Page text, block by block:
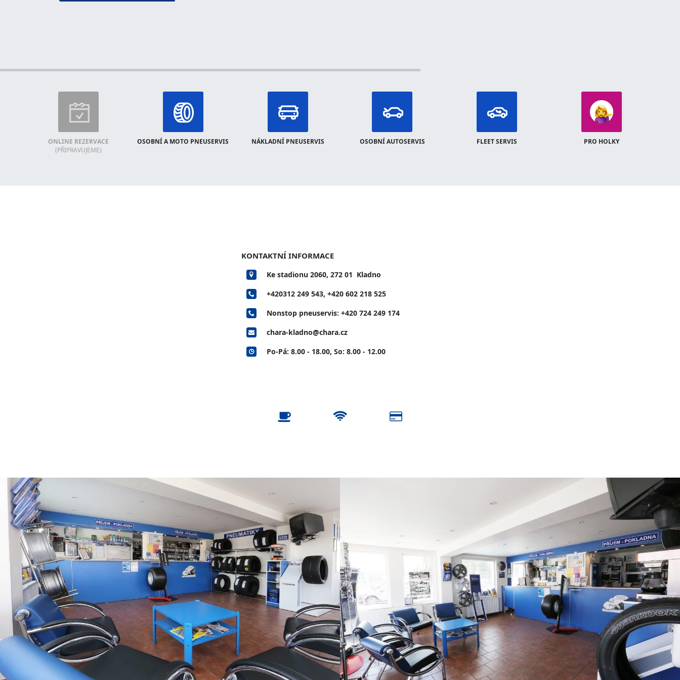
ONLINE REZERVACE
(PŘIPRAVUJEME)
OSOBNÍ A MOTO PNEUSERVIS NÁKLADNÍ PNEUSERVIS OSOBNÍ AUTOSERVIS FLEET SERVIS PRO HOLKY
KONTAKTNÍ INFORMACE
Ke stadionu 2060, 272 01 Kladno
+420312 249 543, +420 602 218 525
Nonstop pneuservis: +420 724 249 174
chara-kladno@chara.cz
Po-Pá: 8.00 - 18.00, So: 8.00 - 12.00